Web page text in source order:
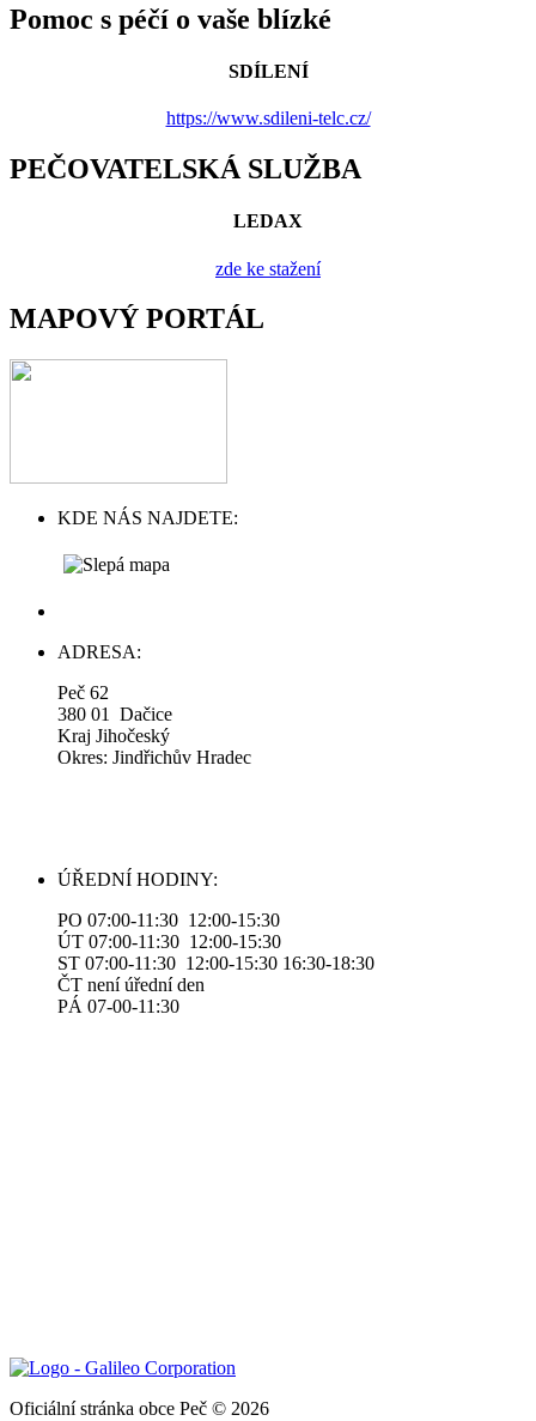
Pomoc s péčí o vaše blízké
SDÍLENÍ
https://www.sdileni-telc.cz/
PEČOVATELSKÁ SLUŽBA
LEDAX
zde ke stažení
MAPOVÝ PORTÁL
KDE NÁS NAJDETE:
ADRESA:
Peč 62
380 01 Dačice
Kraj Jihočeský
Okres: Jindřichův Hradec
ÚŘEDNÍ HODINY:
PO 07:00-11:30 12:00-15:30
ÚT 07:00-11:30 12:00-15:30
ST 07:00-11:30 12:00-15:30 16:30-18:30
ČT není úřední den
PÁ 07-00-11:30
Oficiální stránka obce Peč © 2026